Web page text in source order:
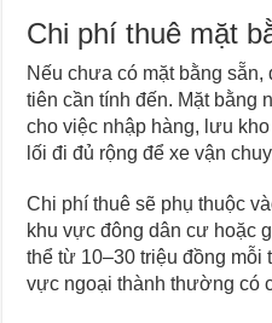
Chi phí thuê mặt
Nếu chưa có mặt bằng
tiên cần tính đến. Mặt bằng
cho việc nhập hàng, lưu
lối đi đủ rộng để xe vận
Chi phí thuê sẽ phụ thuộc
khu vực đông dân cư hoặc
thể từ 10–30 triệu đồng mỗi
vực ngoại thành thường có